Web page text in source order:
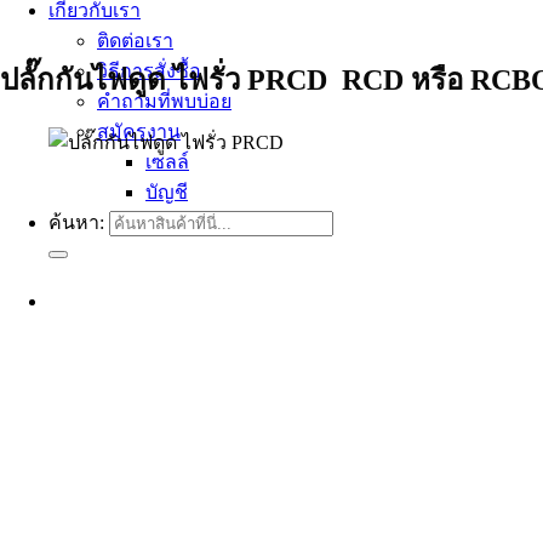
เกี่ยวกับเรา
ติดต่อเรา
วิธีการสั่งซื้อ
คำถามที่พบบ่อย
สมัครงาน
เซลล์
บัญชี
ค้นหา:
ปลั๊กกันไฟดูด ไฟรั่ว PRCD RCD หรือ